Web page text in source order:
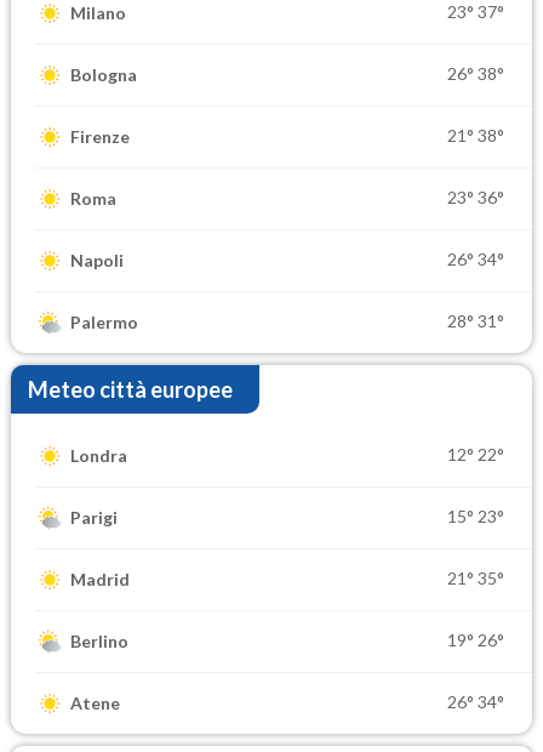
Milano 23° 37°
Bologna 26° 38°
Firenze 21° 38°
Roma 23° 36°
Napoli 26° 34°
Palermo 28° 31°
Meteo città europee
Londra 12° 22°
Parigi 15° 23°
Madrid 21° 35°
Berlino 19° 26°
Atene 26° 34°